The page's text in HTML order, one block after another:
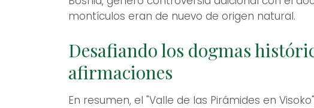
montículos eran de nuevo de origen natural.
Desafiando los dogmas
afirmaciones
En resumen, el "Valle de las Pirámides en